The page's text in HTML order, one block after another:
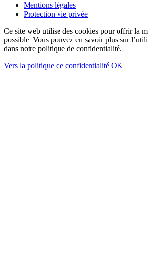
Mentions légales
Protection vie privée
Ce site web utilise des cookies pour offrir la
possible. Vous pouvez en savoir plus sur
dans notre politique de confidentialité.
Vers la politique de confidentialité OK